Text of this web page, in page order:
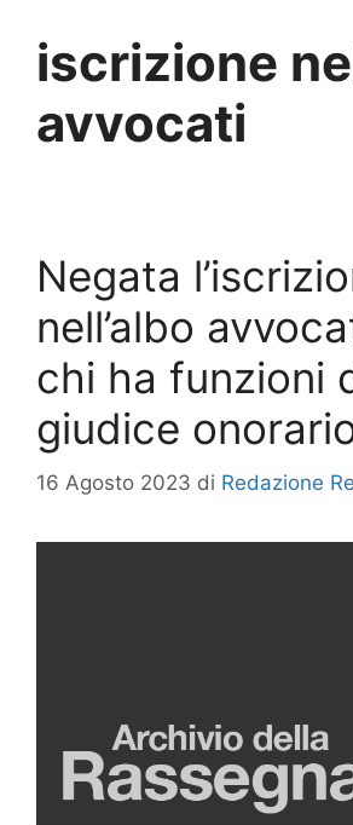
iscrizione
avvocati
Negata
nell’albo
chi ha funzioni
giudice
16 Agosto 2023 di Redazione